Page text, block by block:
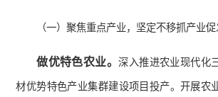
（一）聚焦重点产业，坚定不移抓产业
做优特色农业。深入推进农业现代化
材优势特色产业集群建设项目投产。开展农